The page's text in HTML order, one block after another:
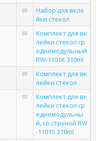
Набор для вкле
йки стекол
Комплект для вк
лейки стекол ср
еднемодульный
RW-1101K 310ml
Комплект для вк
лейки стекол
Комплект для вк
лейки стекол ср
еднемодульны
й, со струной RW
-1101S 310ml